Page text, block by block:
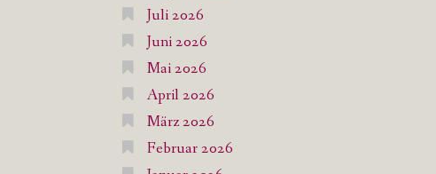
Juli 2026
Juni 2026
Mai 2026
April 2026
März 2026
Februar 2026